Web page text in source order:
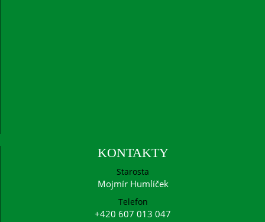
KONTAKTY
Starosta
Mojmír Humlíček
Telefon
+420 607 013 047